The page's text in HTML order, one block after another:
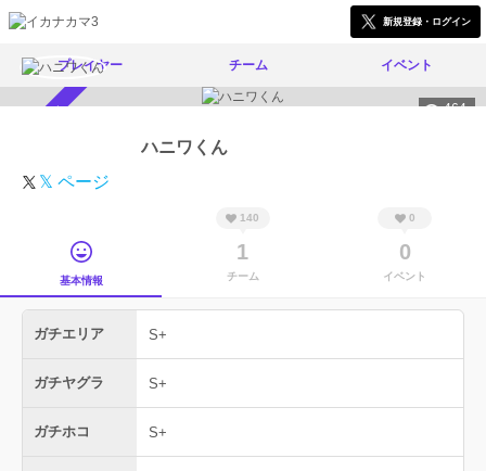
新規登録・ログイン
プレイヤー チーム イベント
464
ハニワくん
𝕏 ページ
基本情報
140
1
チーム
0
0
イベント
ガチエリア S+
ガチヤグラ S+
ガチホコ S+